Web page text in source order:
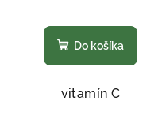
hodnotenie
produktu
je
5,0
Do košíka
vitamín C